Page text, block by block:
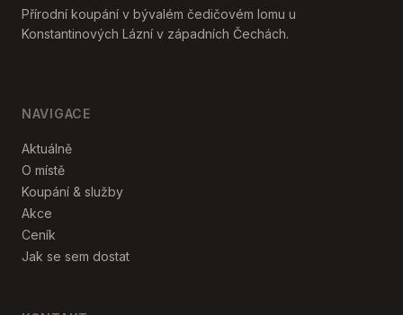
Přírodní koupání v bývalém čedičovém lomu u
Konstantinových Lázní v západních Čechách.
NAVIGACE
Aktuálně
O místě
Koupání & služby
Akce
Ceník
Jak se sem dostat